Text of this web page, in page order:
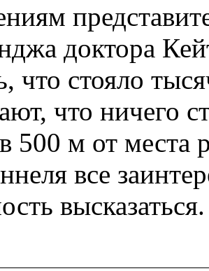
доктора
что стояло
что ничего
500 м от места
все
высказаться.